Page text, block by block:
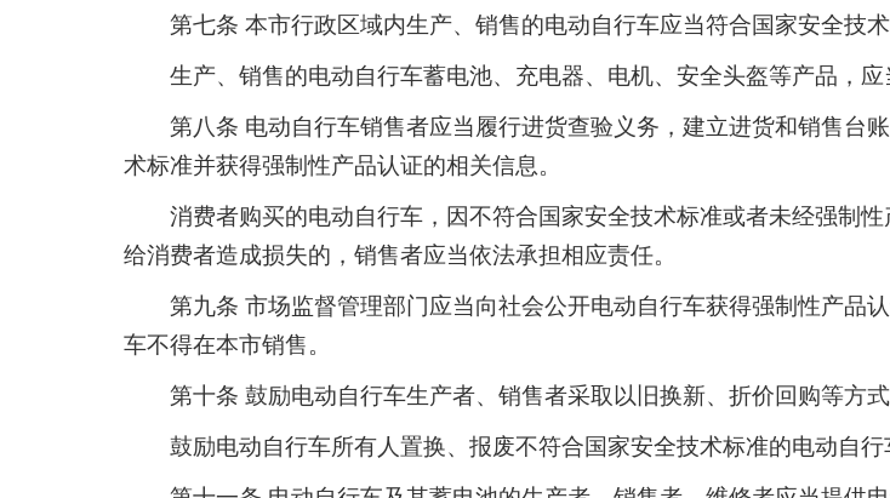
第七条 本市行政区域内生产、销售的电动自行车应当符合国家安全技
生产、销售的电动自行车蓄电池、充电器、电机、安全头盔等产品，
第八条 电动自行车销售者应当履行进货查验义务，建立进货和销售台
术标准并获得强制性产品认证的相关信息。
消费者购买的电动自行车，因不符合国家安全技术标准或者未经强制
给消费者造成损失的，销售者应当依法承担相应责任。
第九条 市场监督管理部门应当向社会公开电动自行车获得强制性产品
车不得在本市销售。
第十条 鼓励电动自行车生产者、销售者采取以旧换新、折价回购等方
鼓励电动自行车所有人置换、报废不符合国家安全技术标准的电动自行